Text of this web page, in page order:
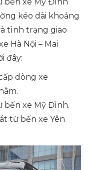
kéo dài khoảng
tình trạng giao
Hà Nội – Mai
đây:
dòng xe
bến xe Mỹ Đình.
từ bến xe Yên